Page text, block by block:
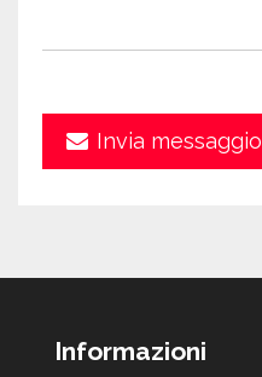
Invia messaggio
Informazioni